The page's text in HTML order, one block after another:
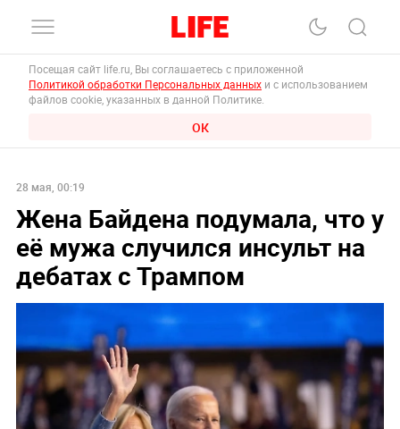
Посещая сайт life.ru, Вы соглашаетесь с приложенной
Политикой обработки Персональных данных и с использованием
файлов cookie, указанных в данной Политике.
ОК
28 мая, 00:19
Жена Байдена подумала, что у
её мужа случился инсульт на
дебатах с Трампом